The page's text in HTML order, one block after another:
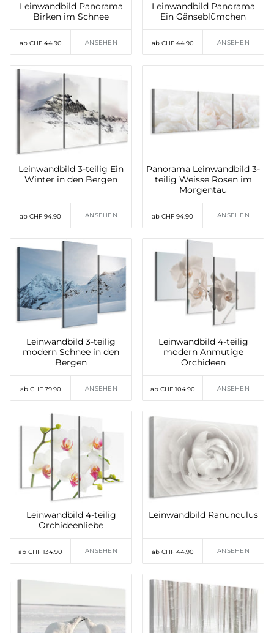
Leinwandbild Panorama
Birken im Schnee
ab CHF 44.90 ANSEHEN
Leinwandbild Panorama
Ein Gänseblümchen
ab CHF 44.90 ANSEHEN
Leinwandbild 3-teilig Ein
Winter in den Bergen
ab CHF 94.90 ANSEHEN
Panorama Leinwandbild 3-
teilig Weisse Rosen im
Morgentau
ab CHF 94.90 ANSEHEN
Leinwandbild 3-teilig
modern Schnee in den
Bergen
ab CHF 79.90 ANSEHEN
Leinwandbild 4-teilig
modern Anmutige
Orchideen
ab CHF 104.90 ANSEHEN
Leinwandbild 4-teilig
Orchideenliebe
ab CHF 134.90 ANSEHEN
Leinwandbild Ranunculus
ab CHF 44.90 ANSEHEN